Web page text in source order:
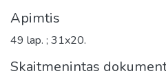
Apimtis
49 lap. ; 31x20.
Skaitmenintas